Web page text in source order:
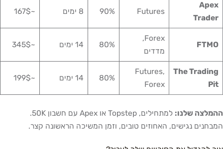
Apex
Trader
Futures
90% 8 ימים ~167$
FTMO
Forex,
מדדים
80% 14 ימים ~345$
The Trading
Pit
Futures,
Forex
80% 14 ימים ~199$
ההמלצה שלנו:
למתחילים, Topstep או Apex עם חשבון 50K.
המבחנים נגישים, האחוזים טובים, וזמן המשיכה הראשונה קצר.